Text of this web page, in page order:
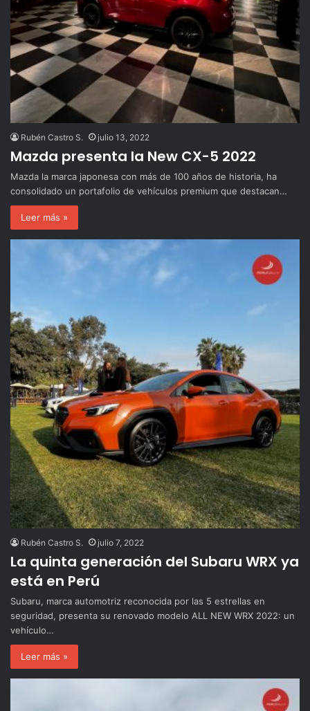
Rubén Castro S. julio 13, 2022
Mazda presenta la New CX-5 2022
Mazda la marca japonesa con más de 100 años de historia, ha
consolidado un portafolio de vehículos premium que destacan…
Leer más »
Rubén Castro S. julio 7, 2022
La quinta generación del Subaru WRX ya
está en Perú
Subaru, marca automotriz reconocida por las 5 estrellas en
seguridad, presenta su renovado modelo ALL NEW WRX 2022: un
vehículo…
Leer más »